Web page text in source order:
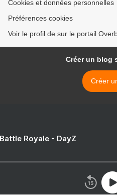
Cookies et données personnelles
Préférences cookies
Voir le profil de sur le portail
Créer un blog
Créer
Royale - DayZ